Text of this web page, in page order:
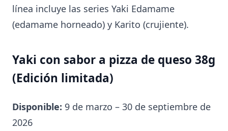
línea incluye las series Yaki Edamame
(edamame horneado) y Karito (crujiente).
Yaki con sabor a pizza de queso 38g
(Edición limitada)
Disponible: 9 de marzo – 30 de septiembre de
2026